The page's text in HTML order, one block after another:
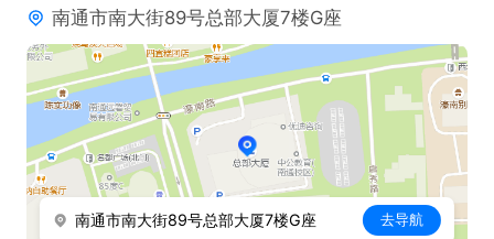
电话。联系时请说在【通才人才网】上看到的！
南通市南大街89号总部大厦7楼G座
南通市南大街89号总部大厦7楼G座 去导航